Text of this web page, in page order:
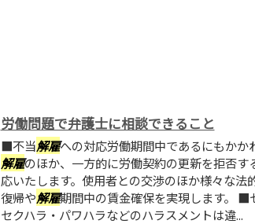
労働問題で弁護士に相談できること
■不当解雇への対応労働期間中であるにもかか
解雇のほか、一方的に労働契約の更新を拒否す
応いたします。使用者との交渉のほか様々な法
復帰や解雇期間中の賃金確保を実現します。 ■
セクハラ・パワハラなどのハラスメントは違...